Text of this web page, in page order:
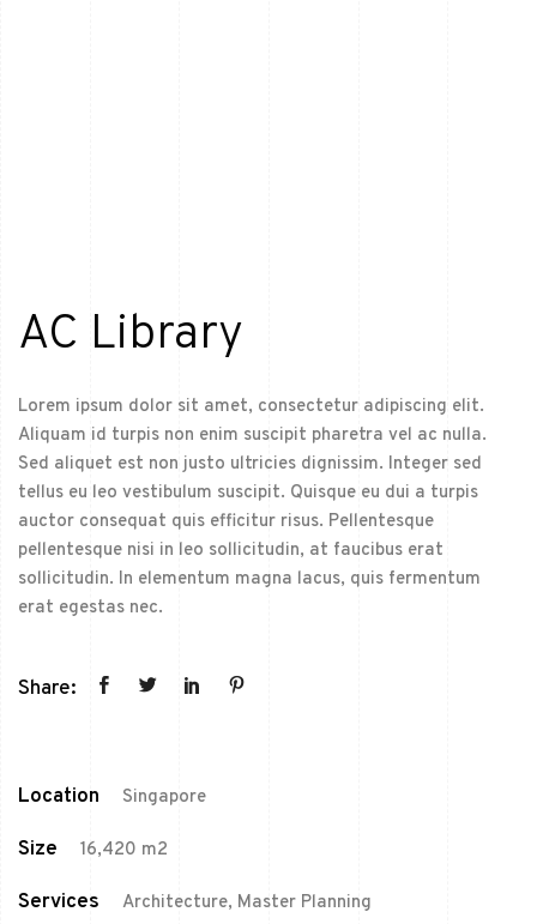
AC Library
Lorem ipsum dolor sit amet, consectetur adipiscing elit.
Aliquam id turpis non enim suscipit pharetra vel ac nulla.
Sed aliquet est non justo ultricies dignissim. Integer sed
tellus eu leo vestibulum suscipit. Quisque eu dui a turpis
auctor consequat quis efficitur risus. Pellentesque
pellentesque nisi in leo sollicitudin, at faucibus erat
sollicitudin. In elementum magna lacus, quis fermentum
erat egestas nec.
Share:
Location Singapore
Size 16,420 m2
Services Architecture, Master Planning